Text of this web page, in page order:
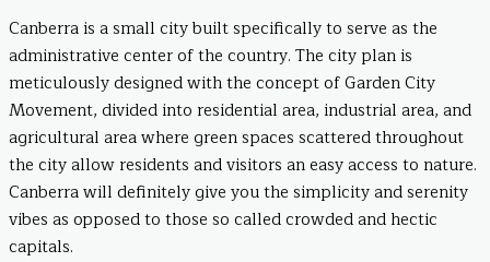
Canberra is a small city built specifically to serve as the
administrative center of the country. The city plan is
meticulously designed with the concept of Garden City
Movement, divided into residential area, industrial area, and
agricultural area where green spaces scattered throughout
the city allow residents and visitors an easy access to nature.
Canberra will definitely give you the simplicity and serenity
vibes as opposed to those so called crowded and hectic
capitals.